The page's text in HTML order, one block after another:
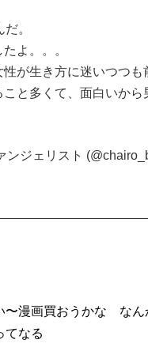
。
よ。。。
が生き方に迷いつつも
と多くて、面白いか
ジェリスト
〜漫画買おうかな なん
てなる